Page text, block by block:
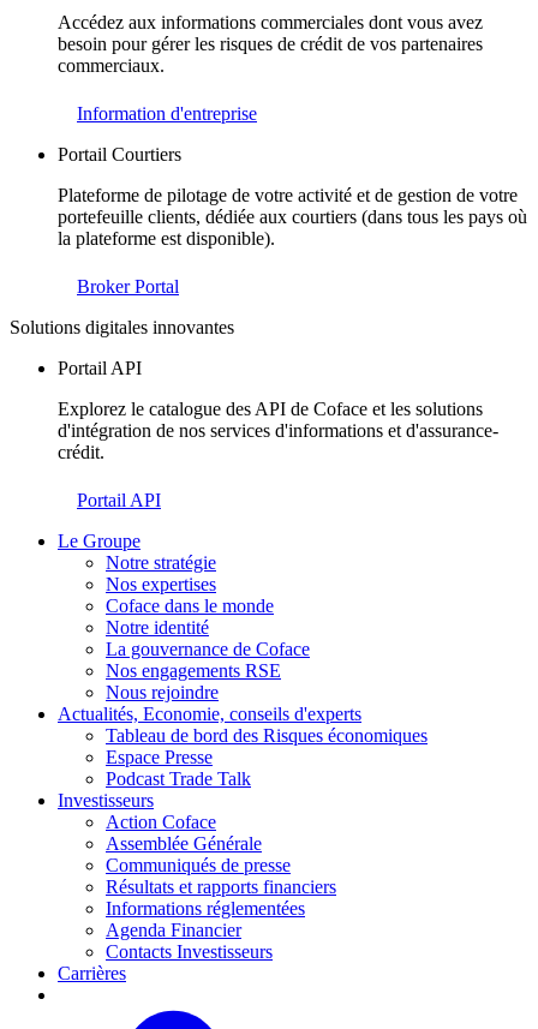
Accédez aux informations commerciales dont vous avez
besoin pour gérer les risques de crédit de vos partenaires
commerciaux.
Information d'entreprise
Portail Courtiers
Plateforme de pilotage de votre activité et de gestion de votre
portefeuille clients, dédiée aux courtiers (dans tous les pays où
la plateforme est disponible).
Broker Portal
Solutions digitales innovantes
Portail API
Explorez le catalogue des API de Coface et les solutions
d'intégration de nos services d'informations et d'assurance-
crédit.
Portail API
Le Groupe
Notre stratégie
Nos expertises
Coface dans le monde
Notre identité
La gouvernance de Coface
Nos engagements RSE
Nous rejoindre
Actualités, Economie, conseils d'experts
Tableau de bord des Risques économiques
Espace Presse
Podcast Trade Talk
Investisseurs
Action Coface
Assemblée Générale
Communiqués de presse
Résultats et rapports financiers
Informations réglementées
Agenda Financier
Contacts Investisseurs
Carrières